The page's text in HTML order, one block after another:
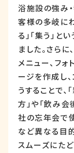
浴施設の強み
客様の多岐にわ
る」「集う」とい
ました。さら
メニュー、フォ
ージを作成し
うすることで
方」や「飲み会
社の忘年会で
など異なる目
スムーズにた